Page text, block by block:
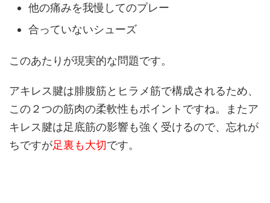
他の痛みを我慢してのプレー
合っていないシューズ
このあたりが現実的な問題です。
アキレス腱は腓腹筋とヒラメ筋で構成されるため、
この２つの筋肉の柔軟性もポイントですね。またア
キレス腱は足底筋の影響も強く受けるので、忘れが
ちですが足裏も大切です。